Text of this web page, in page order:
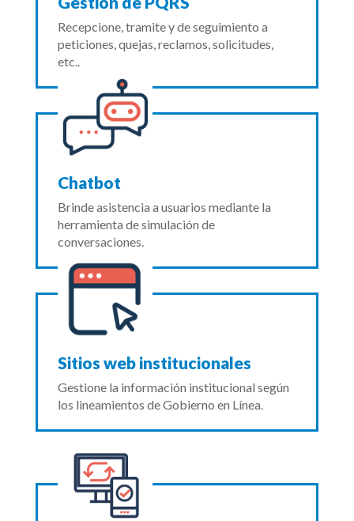
Recepcione, tramite y de seguimiento a
peticiones, quejas, reclamos, solicitudes,
etc..
Chatbot
Brinde asistencia a usuarios mediante la
herramienta de simulación de
conversaciones.
Sitios web institucionales
Gestione la información institucional según
los lineamientos de Gobierno en Línea.